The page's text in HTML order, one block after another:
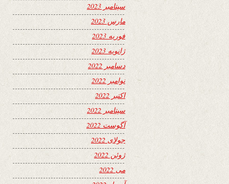
سپتامبر 2023
مارس 2023
فوریه 2023
ژانویه 2023
دسامبر 2022
نوامبر 2022
اکتبر 2022
سپتامبر 2022
آگوست 2022
جولای 2022
ژوئن 2022
می 2022